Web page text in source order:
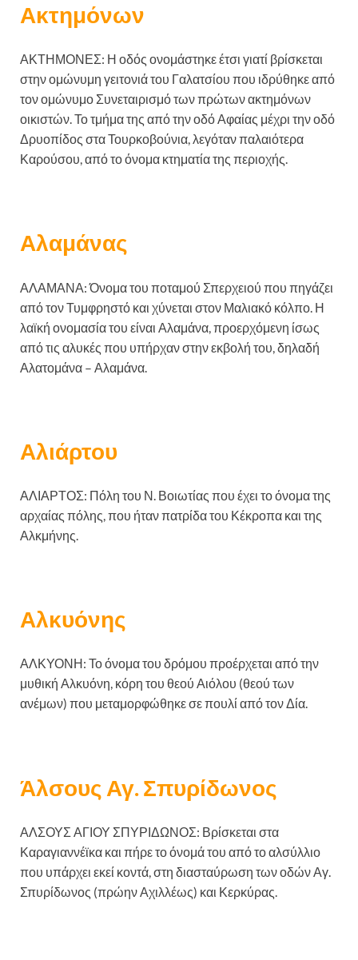
Ακτημόνων
ΑΚΤΗΜΟΝΕΣ: Η οδός ονομάστηκε έτσι γιατί βρίσκεται
στην ομώνυμη γειτονιά του Γαλατσίου που ιδρύθηκε από
τον ομώνυμο Συνεταιρισμό των πρώτων ακτημόνων
οικιστών. Το τμήμα της από την οδό Αφαίας μέχρι την οδό
Δρυοπίδος στα Τουρκοβούνια, λεγόταν παλαιότερα
Καρούσου, από το όνομα κτηματία της περιοχής.
Αλαμάνας
ΑΛΑΜΑΝΑ: Όνομα του ποταμού Σπερχειού που πηγάζει
από τον Τυμφρηστό και χύνεται στον Μαλιακό κόλπο. Η
λαϊκή ονομασία του είναι Αλαμάνα, προερχόμενη ίσως
από τις αλυκές που υπήρχαν στην εκβολή του, δηλαδή
Αλατομάνα – Αλαμάνα.
Αλιάρτου
ΑΛΙΑΡΤΟΣ: Πόλη του Ν. Βοιωτίας που έχει το όνομα της
αρχαίας πόλης, που ήταν πατρίδα του Κέκροπα και της
Αλκμήνης.
Αλκυόνης
ΑΛΚΥΟΝΗ: Το όνομα του δρόμου προέρχεται από την
μυθική Αλκυόνη, κόρη του θεού Αιόλου (θεού των
ανέμων) που μεταμορφώθηκε σε πουλί από τον Δία.
Άλσους Αγ. Σπυρίδωνος
ΑΛΣΟΥΣ ΑΓΙΟΥ ΣΠΥΡΙΔΩΝΟΣ: Βρίσκεται στα
Καραγιαννέϊκα και πήρε το όνομά του από το αλσύλλιο
που υπάρχει εκεί κοντά, στη διασταύρωση των οδών Αγ.
Σπυρίδωνος (πρώην Αχιλλέως) και Κερκύρας.